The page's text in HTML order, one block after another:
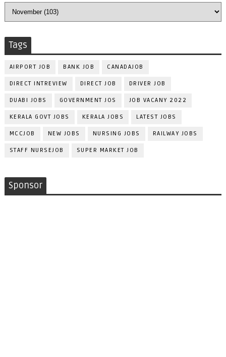
Tags
AIRPORT JOB BANK JOB CANADAJOB
DIRECT INTREVIEW DIRECT JOB DRIVER JOB
DUABI JOBS GOVERNMENT JOS JOB VACANY 2022
KERALA GOVT JOBS KERALA JOBS LATEST JOBS
MCCJOB NEW JOBS NURSING JOBS RAILWAY JOBS
STAFF NURSEJOB SUPER MARKET JOB
Sponsor